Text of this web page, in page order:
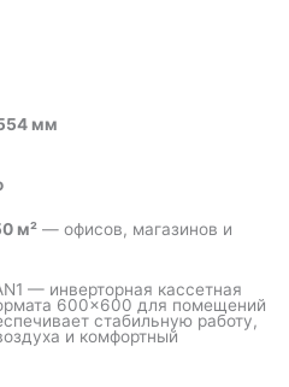
мм
м² — офисов, магазинов и
— инверторная кассетная
600×600 для помещений
стабильную работу,
и комфортный